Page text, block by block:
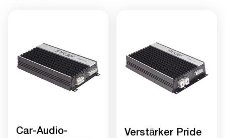
Car-Audio-
Verstärker Pride